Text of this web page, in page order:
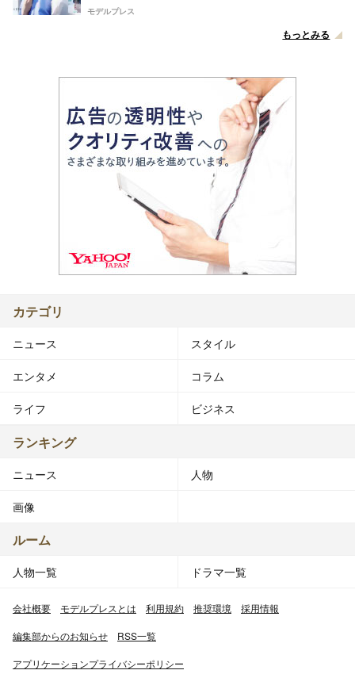
モデルプレス
もっとみる
カテゴリ
ニュース スタイル
エンタメ コラム
ライフ ビジネス
ランキング
ニュース 人物
画像
ルーム
人物一覧 ドラマ一覧
会社概要 モデルプレスとは 利用規約 推奨環境 採用情報
編集部からのお知らせ RSS一覧
アプリケーションプライバシーポリシー